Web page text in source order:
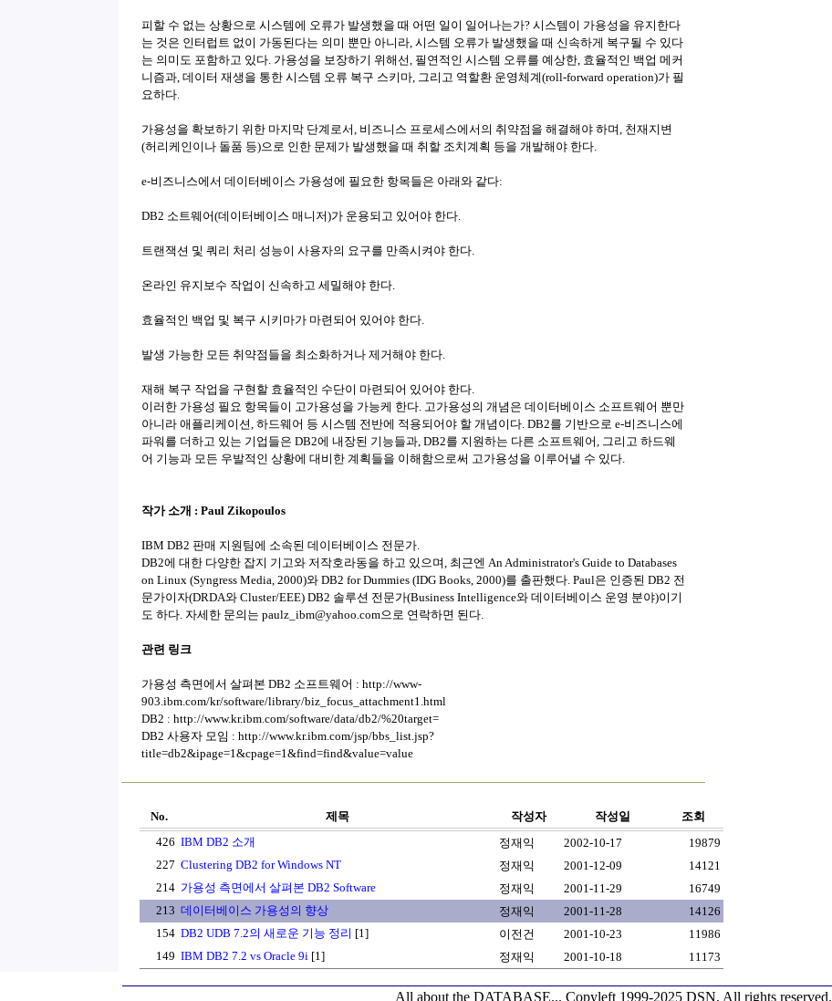
피할 수 없는 상황으로 시스템에 오류가 발생했을 때 어떤 일이 일어나는가? 시스템이 가용성을 유지한다
는 것은 인터럽트 없이 가동된다는 의미 뿐만 아니라, 시스템 오류가 발생했을 때 신속하게 복구될 수 있다
는 의미도 포함하고 있다. 가용성을 보장하기 위해선, 필연적인 시스템 오류를 예상한, 효율적인 백업 메커
니즘과, 데이터 재생을 통한 시스템 오류 복구 스키마, 그리고 역할환 운영체계(roll-forward operation)가 필
요하다.
가용성을 확보하기 위한 마지막 단계로서, 비즈니스 프로세스에서의 취약점을 해결해야 하며, 천재지변
(허리케인이나 돌품 등)으로 인한 문제가 발생했을 때 취할 조치계획 등을 개발해야 한다.
e-비즈니스에서 데이터베이스 가용성에 필요한 항목들은 아래와 같다:
DB2 소트웨어(데이터베이스 매니저)가 운용되고 있어야 한다.
트랜잭션 및 쿼리 처리 성능이 사용자의 요구를 만족시켜야 한다.
온라인 유지보수 작업이 신속하고 세밀해야 한다.
효율적인 백업 및 복구 시키마가 마련되어 있어야 한다.
발생 가능한 모든 취약점들을 최소화하거나 제거해야 한다.
재해 복구 작업을 구현할 효율적인 수단이 마련되어 있어야 한다.
이러한 가용성 필요 항목들이 고가용성을 가능케 한다. 고가용성의 개념은 데이터베이스 소프트웨어 뿐만
아니라 애플리케이션, 하드웨어 등 시스템 전반에 적용되어야 할 개념이다. DB2를 기반으로 e-비즈니스에
파워를 더하고 있는 기업들은 DB2에 내장된 기능들과, DB2를 지원하는 다른 소프트웨어, 그리고 하드웨
어 기능과 모든 우발적인 상황에 대비한 계획들을 이해함으로써 고가용성을 이루어낼 수 있다.
작가 소개 : Paul Zikopoulos
IBM DB2 판매 지원팀에 소속된 데이터베이스 전문가.
DB2에 대한 다양한 잡지 기고와 저작호라동을 하고 있으며, 최근엔 An Administrator's Guide to Databases
on Linux (Syngress Media, 2000)와 DB2 for Dummies (IDG Books, 2000)를 출판했다. Paul은 인증된 DB2 전
문가이자(DRDA와 Cluster/EEE) DB2 솔루션 전문가(Business Intelligence와 데이터베이스 운영 분야)이기
도 하다. 자세한 문의는 paulz_ibm@yahoo.com으로 연락하면 된다.
관련 링크
가용성 측면에서 살펴본 DB2 소프트웨어 : http://www-
903.ibm.com/kr/software/library/biz_focus_attachment1.html
DB2 : http://www.kr.ibm.com/software/data/db2/%20target=
DB2 사용자 모임 : http://www.kr.ibm.com/jsp/bbs_list.jsp?
title=db2&ipage=1&cpage=1&find=find&value=value
No. 제목 작성자 작성일
조회
426 IBM DB2 소개 정재익 2002-10-17
19879
227 Clustering DB2 for Windows NT 정재익 2001-12-09
14121
214 가용성 측면에서 살펴본 DB2 Software 정재익 2001-11-29
16749
213 데이터베이스 가용성의 향상 정재익 2001-11-28
14126
154 DB2 UDB 7.2의 새로운 기능 정리 [1] 이전건 2001-10-23
11986
149 IBM DB2 7.2 vs Oracle 9i [1] 정재익 2001-10-18 11173
All about the DATABASE... Copyleft 1999-2025 DSN, All rights reserved.